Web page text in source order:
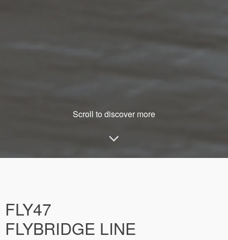
Scroll to discover more
FLY47
FLYBRIDGE LINE